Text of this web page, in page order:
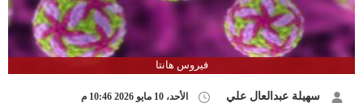
فيروس هانتا
سهيلة عبدالعال علي الأحد، 10 مايو 2026 10:46 م